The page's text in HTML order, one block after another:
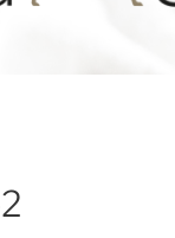
Whippets fürs